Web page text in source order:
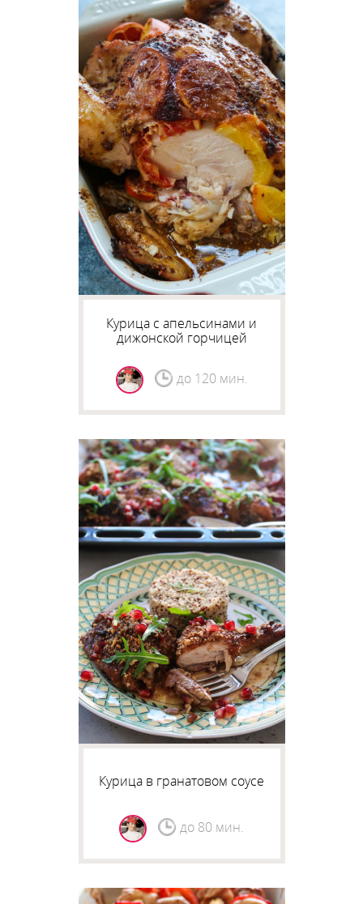
Курица с апельсинами и
дижонской горчицей
до 120 мин.
Курица в гранатовом соусе
до 80 мин.